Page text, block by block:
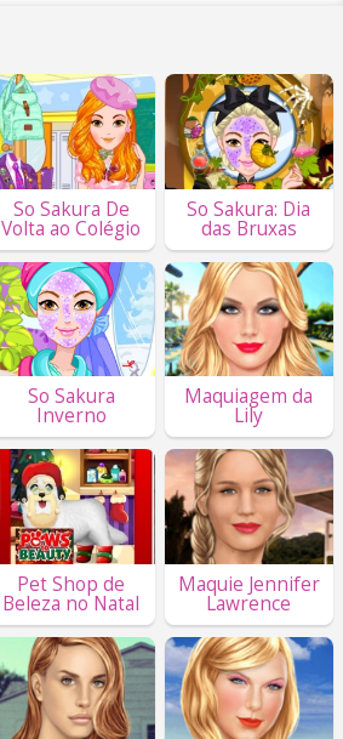
So Sakura De
Volta ao Colégio
So Sakura: Dia
das Bruxas
So Sakura
Inverno
Maquiagem da
Lily
Pet Shop de
Beleza no Natal
Maquie Jennifer
Lawrence